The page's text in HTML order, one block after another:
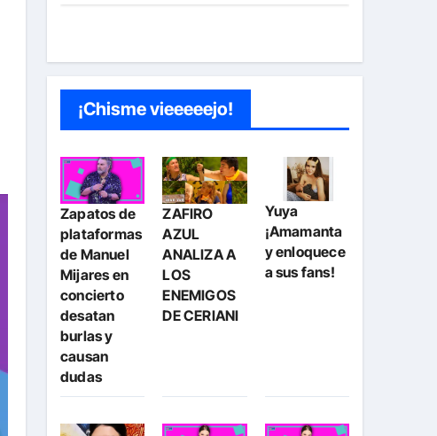
¡Chisme vieeeeejo!
Zapatos de
plataformas
de Manuel
Mijares en
concierto
desatan
burlas y
causan
dudas
ZAFIRO
AZUL
ANALIZA A
LOS
ENEMIGOS
DE CERIANI
Yuya
¡Amamanta
y enloquece
a sus fans!